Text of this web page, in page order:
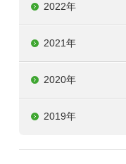
2022年
2021年
2020年
2019年